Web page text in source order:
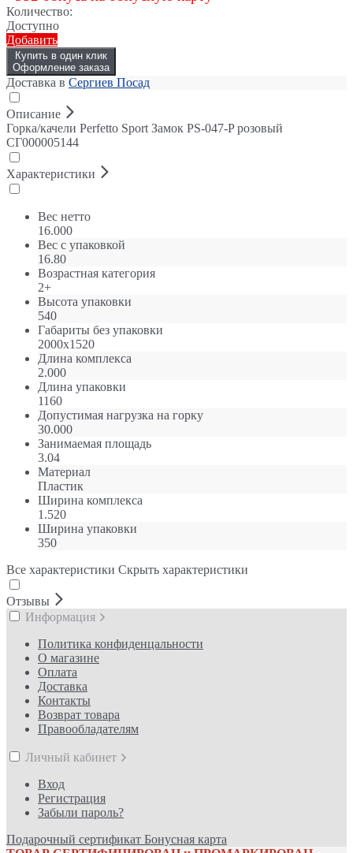
Количество:
Доступно
Добавить
Купить в один клик
Оформление заказа
Доставка в Сергиев Посад
Описание
Горка/качели Perfetto Sport Замок PS-047-P розовый
СГ000005144
Характеристики
Вес нетто
16.000
Вес с упаковкой
16.80
Возрастная категория
2+
Высота упаковки
540
Габариты без упаковки
2000х1520
Длина комплекса
2.000
Длина упаковки
1160
Допустимая нагрузка на горку
30.000
Занимаемая площадь
3.04
Материал
Пластик
Ширина комплекса
1.520
Ширина упаковки
350
Все характеристики Скрыть характеристики
Отзывы
Информация
Политика конфиденцальности
О магазине
Оплата
Доставка
Контакты
Возврат товара
Правообладателям
Личный кабинет
Вход
Регистрация
Забыли пароль?
Подарочный сертификат Бонусная карта